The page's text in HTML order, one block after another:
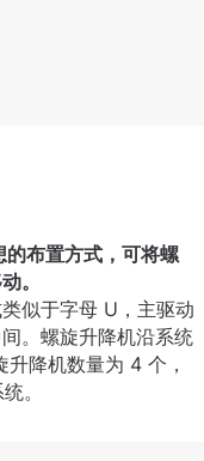
布置方式，可将螺
。
似于字母 U，主驱动
。螺旋升降机沿系统
降机数量为 4 个，
。